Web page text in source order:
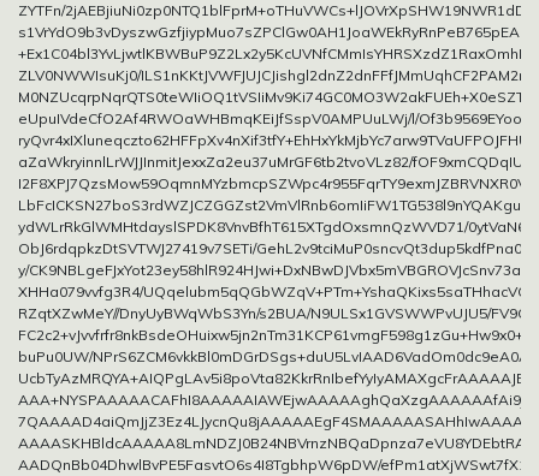
ZYTFn/
ZLV0NWWIsuKj0/
eUpuIVdeCfO2Af4RWOaWHBmqKEiJfSspV0AMPUuLWj/l/
aZaWkryinnlLrWJJInmitJexxZa2eu37uMrGF6tb2tvoVLz82/
ydWLrRkGlWMHtdayslSPDK8VnvBfhT615XTgdOxsmnQzWVD71/
ObJ6rdqpkzDtSVTWJ27419v7SETi/
y/
XHHa079vvfg3R4/
RZqtXZwMeY//DnyUyBWqWbS3Yn/s2BUA/N9ULSx1GVSWWPvUJU5/
buPu0UW/
AADQnBb04DhwlBvPE5FasvtO6s4I8TgbhpW6pDW/